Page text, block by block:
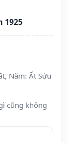
1925
Năm: Ất Sửu
cũng không